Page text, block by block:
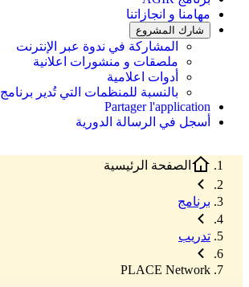
مهامنا و انجازاتنا
شارك المشروع
المشاركة في ندوة عبر الإنترنت
ملصقات و منشورات اعلانية
أدوات اعلامية
بالنسبة للمنظمات التي تُدير برنامج AGIR
Partager l'application
أسجل في الرسالة الدورية
الصفحة الرئيسية
برنامج
تدريب
PLACE Network